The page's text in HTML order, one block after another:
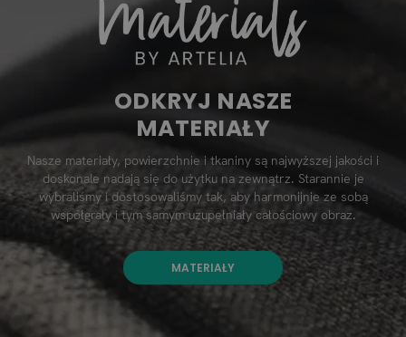
ODKRYJ NASZE
MATERIAŁY
Nasze materiały, powierzchnie i tkaniny są najwyższej jakości i
doskonale nadają się do użytku na zewnątrz. Starannie je
wybraliśmy i dostosowaliśmy tak, aby harmonijnie ze sobą
współgrały i tym samym uzupełniały całościowy obraz.
MATERIAŁY